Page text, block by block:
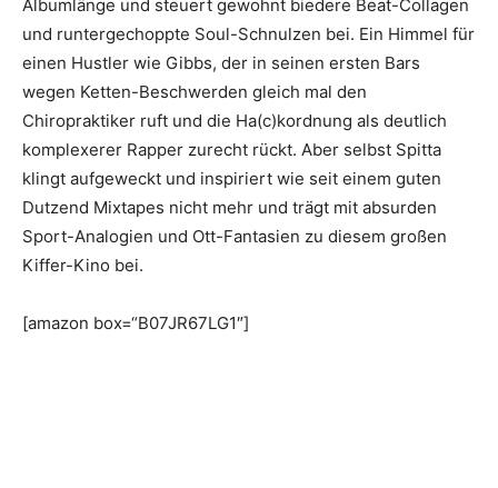
Albumlänge und steuert gewohnt biedere Beat-Collagen
und runtergechoppte Soul-Schnulzen bei. Ein Himmel für
einen Hustler wie Gibbs, der in seinen ersten Bars
wegen Ketten-Beschwerden gleich mal den
Chiropraktiker ruft und die Ha(c)kordnung als deutlich
komplexerer Rapper zurecht rückt. Aber selbst Spitta
klingt aufgeweckt und inspiriert wie seit einem guten
Dutzend Mixtapes nicht mehr und trägt mit absurden
Sport-Analogien und Ott-Fantasien zu diesem großen
Kiffer-Kino bei.
[amazon box=“B07JR67LG1″]